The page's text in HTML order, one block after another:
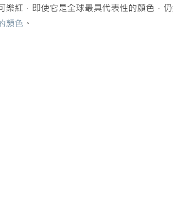
樂紅，即使它是全球最具代表性的顏色，
顏色 。